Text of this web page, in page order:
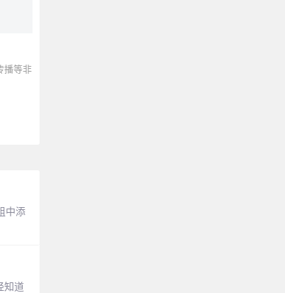
播等非
中添
知道